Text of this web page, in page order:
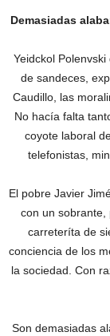
Demasiadas
Yeidckol
de sandeces,
Caudillo, las
No hacía falta
coyote laboral
telefonistas,
‎El pobre Javier
con un sobrante,
carreteríta de
conciencia de los
la sociedad. Con
Son demasiadas